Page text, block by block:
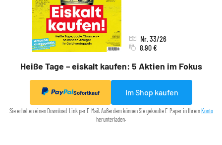
Heiße Tage – eiskalt kaufen: 5 Aktien im Fokus
Nr. 33/26
8,90 €
Sofortkauf Im Shop kaufen
Sie erhalten einen Download-Link per E-Mail. Außerdem können Sie gekaufte E-Paper in Ihrem Konto
herunterladen.